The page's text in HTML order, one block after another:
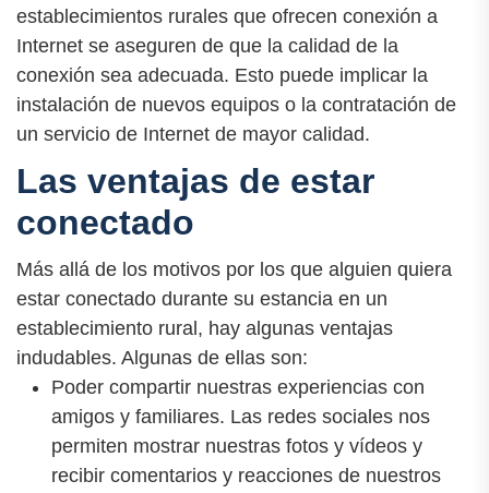
establecimientos rurales que ofrecen conexión a
Internet se aseguren de que la calidad de la
conexión sea adecuada. Esto puede implicar la
instalación de nuevos equipos o la contratación de
un servicio de Internet de mayor calidad.
Las ventajas de estar
conectado
Más allá de los motivos por los que alguien quiera
estar conectado durante su estancia en un
establecimiento rural, hay algunas ventajas
indudables. Algunas de ellas son:
Poder compartir nuestras experiencias con
amigos y familiares. Las redes sociales nos
permiten mostrar nuestras fotos y vídeos y
recibir comentarios y reacciones de nuestros